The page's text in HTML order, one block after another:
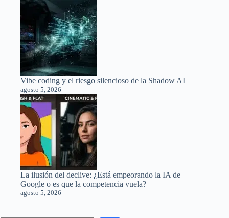
Vibe coding y el riesgo silencioso de la Shadow AI
agosto 5, 2026
La ilusión del declive: ¿Está empeorando la IA de
Google o es que la competencia vuela?
agosto 5, 2026